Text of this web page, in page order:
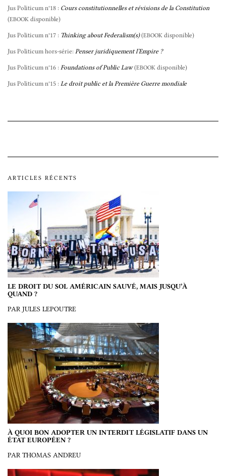
Jus Politicum n°18 : Cours constitutionnelles et révisions de la Constitution
(EBOOK disponible)
Jus Politicum n°17 : Thinking about Federalism(s) (EBOOK disponible)
Jus Politicum hors-série: Penser juridiquement l’Empire ?
Jus Politicum n°16 : Foundations of Public Law (EBOOK disponible)
Jus Politicum n°15 : Le droit public et la Première Guerre mondiale
ARTICLES RÉCENTS
LE DROIT DU SOL AMÉRICAIN SAUVÉ, MAIS JUSQU’À
QUAND ?
PAR JULES LEPOUTRE
À QUOI BON ADOPTER UN INTERDIT LÉGISLATIF DANS UN
ÉTAT EUROPÉEN ?
PAR THOMAS ANDREU